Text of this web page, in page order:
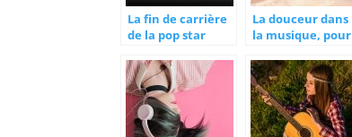
La fin de carrière
de la pop star
La douceur dans
la musique, pour
sommeil